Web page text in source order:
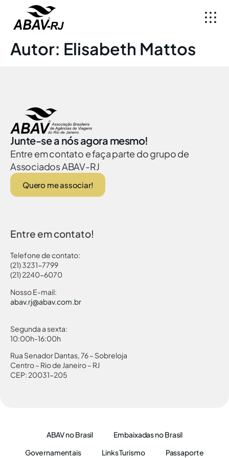
Autor: Elisabeth Mattos
Junte-se a nós agora mesmo!
Entre em contato e faça parte do grupo de
Associados ABAV-RJ
Quero me associar!
Entre em contato!
Telefone de contato:
(21) 3231-7799
(21) 2240-6070
Nosso E-mail:
abav.rj@abav.com.br
Segunda a sexta:
10:00h-16:00h
Rua Senador Dantas, 76 – Sobreloja
Centro – Rio de Janeiro – RJ
CEP: 20031-205
ABAV no Brasil
Embaixadas no Brasil
Governamentais
Links Turismo Passaporte